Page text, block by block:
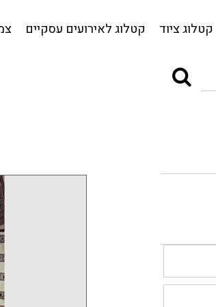
קטלוג ציוד קטלוג לאירועים עסקיים אודות קטלוג ציוד קטלוג לאירועים